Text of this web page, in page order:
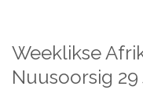
Weeklikse
Nuusoorsig 29